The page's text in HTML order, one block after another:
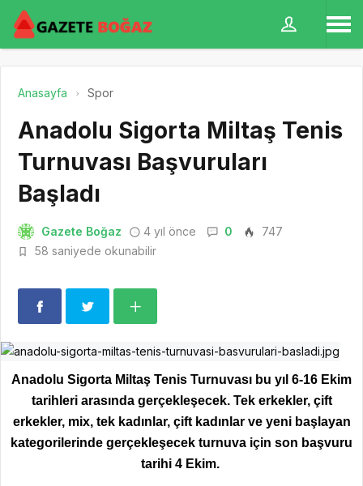
Anasayfa Spor
Anadolu Sigorta Miltaş Tenis
Turnuvası Başvuruları
Başladı
Gazete Boğaz 4 yıl önce 0
747
58 saniyede okunabilir
Anadolu Sigorta Miltaş Tenis Turnuvası bu yıl 6-16 Ekim
tarihleri arasında gerçekleşecek. Tek erkekler, çift
erkekler, mix, tek kadınlar, çift kadınlar ve yeni başlayan
kategorilerinde gerçekleşecek turnuva için son başvuru
tarihi 4 Ekim.